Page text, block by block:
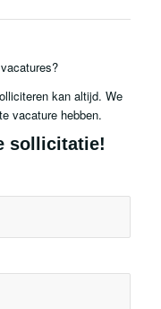
kan altijd. We
vacature hebben.
sollicitatie!